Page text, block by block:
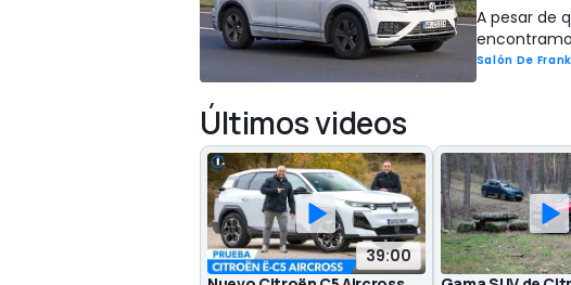
A pesar de
Salón De
Últimos videos
39:00